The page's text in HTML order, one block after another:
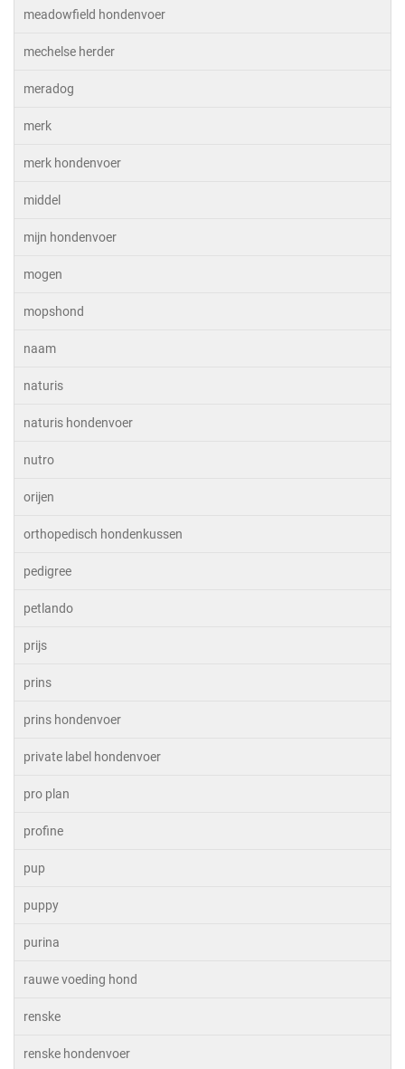
meadowfield hondenvoer
mechelse herder
meradog
merk
merk hondenvoer
middel
mijn hondenvoer
mogen
mopshond
naam
naturis
naturis hondenvoer
nutro
orijen
orthopedisch hondenkussen
pedigree
petlando
prijs
prins
prins hondenvoer
private label hondenvoer
pro plan
profine
pup
puppy
purina
rauwe voeding hond
renske
renske hondenvoer